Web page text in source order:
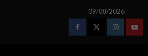
09/08/2026
FacebookTwitterInstagram